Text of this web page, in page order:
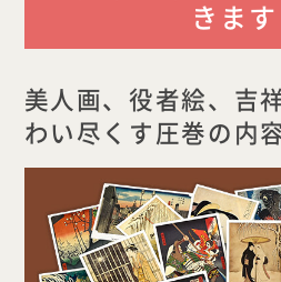
きます
美人画、役者絵、吉
わい尽くす圧巻の内